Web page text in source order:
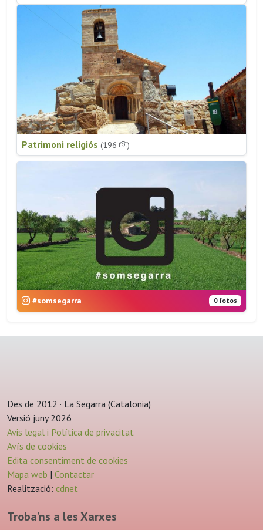
Patrimoni religiós (196 )
#somsegarra 0 fotos
Des de 2012 · La Segarra (Catalonia)
Versió juny 2026
Avis legal i Política de privacitat
Avís de cookies
Edita consentiment de cookies
Mapa web | Contactar
Realització: cdnet
Troba'ns a les Xarxes